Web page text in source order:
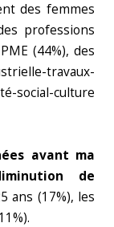
des femmes
professions
(44%), des
travaux-
social-culture
avant ma
de
ans (17%), les